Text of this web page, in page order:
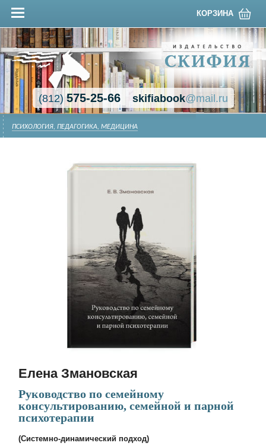
КОРЗИНА
(812)575-25-66 skifiabook@mail.ru
ПСИХОЛОГИЯ, ПЕДАГОГИКА, МЕДИЦИНА
Елена Змановская
Руководство по семейному
консультированию, семейной и парной
психотерапии
(Cистемно-динамический подход)